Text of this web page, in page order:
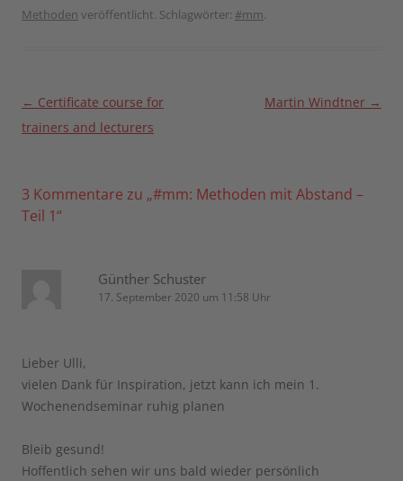
Methoden veröffentlicht. Schlagwörter: #mm.
Beitragsnavigation
← Certificate course for
trainers and lecturers
Martin Windtner →
3 Kommentare zu „#mm: Methoden mit Abstand –
Teil 1“
Günther Schuster
17. September 2020 um 11:58 Uhr
Lieber Ulli,
vielen Dank für Inspiration, jetzt kann ich mein 1.
Wochenendseminar ruhig planen
Bleib gesund!
Hoffentlich sehen wir uns bald wieder persönlich